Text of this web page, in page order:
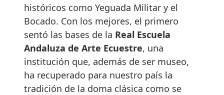
históricos como Yeguada Militar y el
Bocado. Con los mejores, el primero
sentó las bases de la Real Escuela
Andaluza de Arte Ecuestre, una
institución que, además de ser museo,
ha recuperado para nuestro país la
tradición de la doma clásica como se